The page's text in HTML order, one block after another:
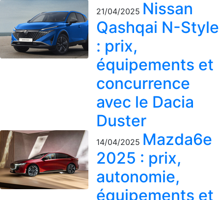
21/04/2025 Nissan
Qashqai N-Style
: prix,
équipements et
concurrence
avec le Dacia
Duster
14/04/2025 Mazda6e
2025 : prix,
autonomie,
équipements et